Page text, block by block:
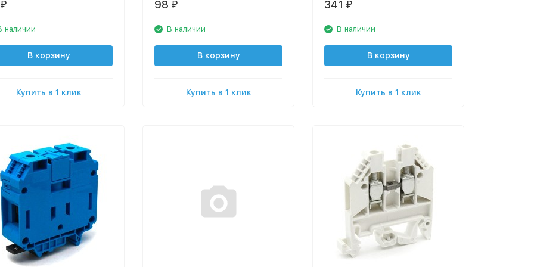
₽
наличии
В корзину
Купить в 1 клик
98 ₽
В наличии
В корзину
Купить в 1 клик
341 ₽
В наличии
В корзину
Купить в 1 клик